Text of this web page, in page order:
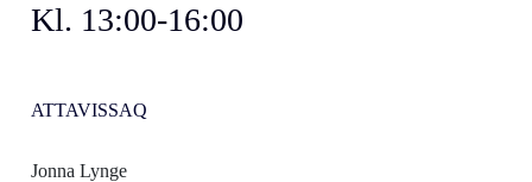
Kl. 13:00-16:00
ATTAVISSAQ
Jonna Lynge